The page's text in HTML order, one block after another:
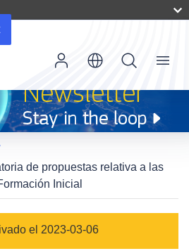
Menu
de propuestas relativa a las
Inicial
el 2023-03-06